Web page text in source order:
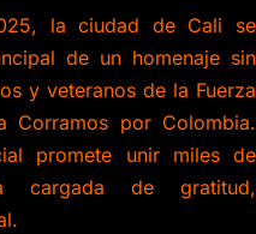
la ciudad de Cali se
de un homenaje sin
y veteranos de la Fuerza
Corramos por Colombia.
promete unir miles de
cargada de gratitud,